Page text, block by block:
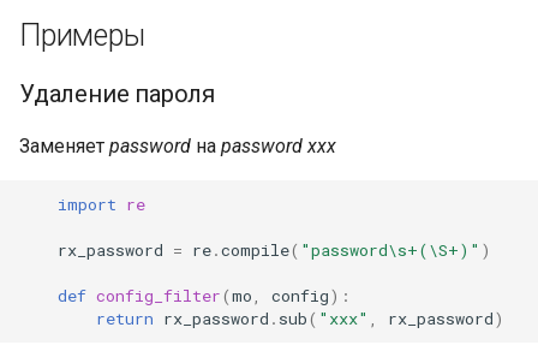
с
к
а
Примеры
Удаление пароля
Заменяет password на password xxx
import re
rx_password = re.compile( "password\s+(\S+)" )
def config_filter(mo config):
return rx_password . sub( "xxx" rx_password)